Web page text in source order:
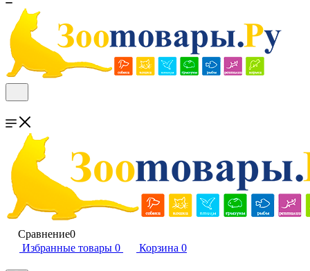
Сравнение0
Избранные товары 0 Корзина 0